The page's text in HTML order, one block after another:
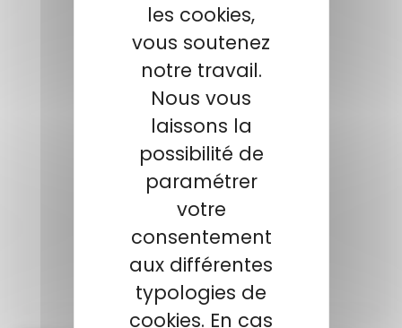
les cookies,
vous soutenez
notre travail.
Nous vous
laissons la
possibilité de
paramétrer
votre
consentement
aux différentes
typologies de
cookies. En cas